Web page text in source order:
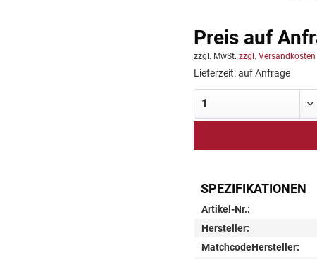
Preis auf
zzgl. MwSt. zzgl. Versandkosten
Lieferzeit: auf Anfrage
SPEZIFIKATIONEN
Artikel-Nr.:
Hersteller:
MatchcodeHersteller: